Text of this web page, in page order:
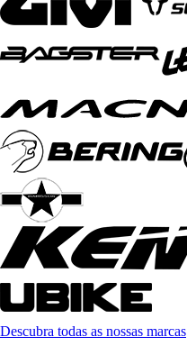
Descubra todas as nossas marcas